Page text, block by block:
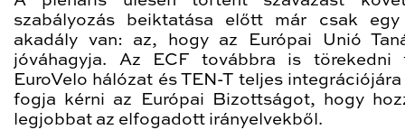
szabályozás beiktatása előtt már csak
akadály van: az, hogy az Európai Unió
jóváhagyja. Az ECF továbbra is törekedni
EuroVelo hálózat és TEN-T teljes integrációjára
fogja kérni az Európai Bizottságot, hogy
legjobbat az elfogadott irányelvekből.